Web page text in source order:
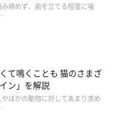
や置き方が好みかどうか
締めず、歯を立てる程度に噛
て鳴くことも 猫のさまざ
ン」を解説
ほかの動物に対してあまり求め